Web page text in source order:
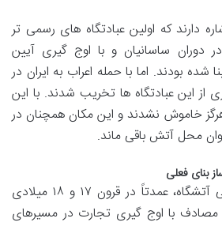
دارند که اولین عبادتگاه های رسمی تر
دوران ساسانیان و با اوج گیری آیین
شده بودند. اما با حمله اعراب به ایران در
از این عبادتگاه ها تخریب شدند. با این
خاموش نشدند و این مکان همچنان در
محل آتش باقی ماند.
بنای فعلی
ساخت و ساز بنای کنونی آتشگاه، عمدتاً در قرون ۱۷ و ۱۸ میلادی
با اوج گیری تجارت در مسیرهای